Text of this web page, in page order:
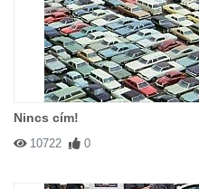
Nincs cím!
10722 0